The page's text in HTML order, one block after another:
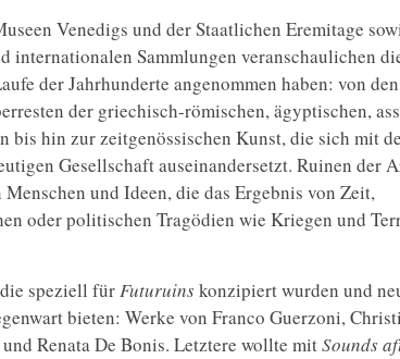
Venedigs und der Staatlichen Eremitage
Sammlungen veranschaulichen
der Jahrhunderte angenommen haben: von den
der griechisch-römischen, ägyptischen,
hin zur zeitgenössischen Kunst, die sich mit
Gesellschaft auseinandersetzt. Ruinen der
und Ideen, die das Ergebnis von Zeit,
oder politischen Tragödien wie Kriegen und
speziell fürFuturuinskonzipiert wurden und
bieten: Werke von Franco Guerzoni,
Renata De Bonis. Letztere wollte mitSounds